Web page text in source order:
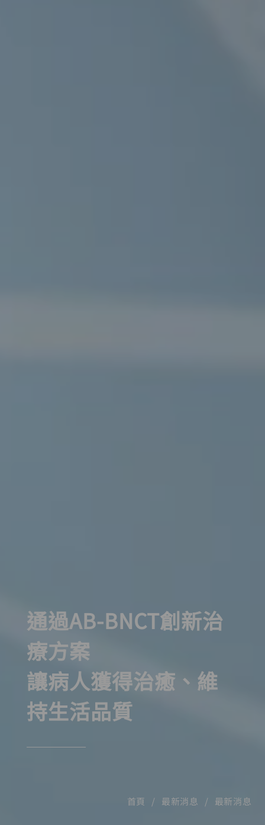
通過AB-BNCT創新治
療方案
讓病人獲得治癒、維
持生活品質
首頁 最新消息 最新消息